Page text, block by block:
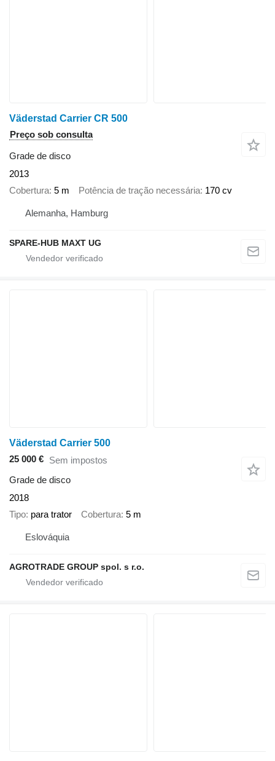
Väderstad Carrier CR 500
Preço sob consulta
Grade de disco
2013
Cobertura 5 m Potência de tração necessária 170 cv
Alemanha, Hamburg
SPARE-HUB MAXT UG
Väderstad Carrier 500
25 000 € Sem impostos
Grade de disco
2018
Tipo para trator Cobertura 5 m
Eslováquia
AGROTRADE GROUP spol. s r.o.